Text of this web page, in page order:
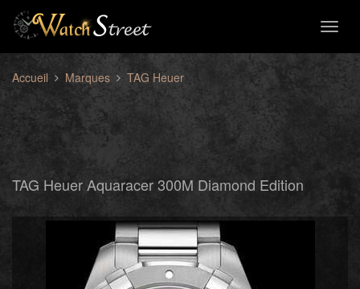
Accueil Marques TAG Heuer
TAG Heuer Aquaracer 300M Diamond Edition